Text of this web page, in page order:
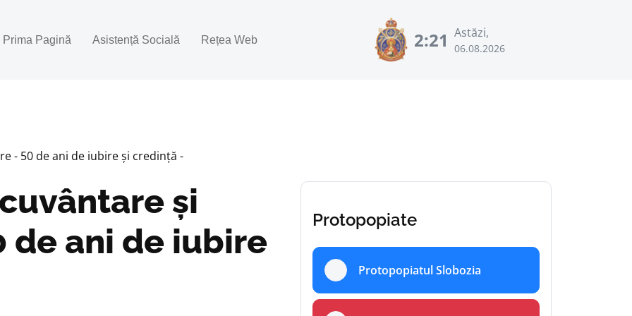
Prima Pagină Asistență Socială Rețea Web 2:21 Astăzi,
06.08.2026
- 50 de ani de iubire și credință -
și
de ani de iubire
Protopopiate
Protopopiatul Slobozia